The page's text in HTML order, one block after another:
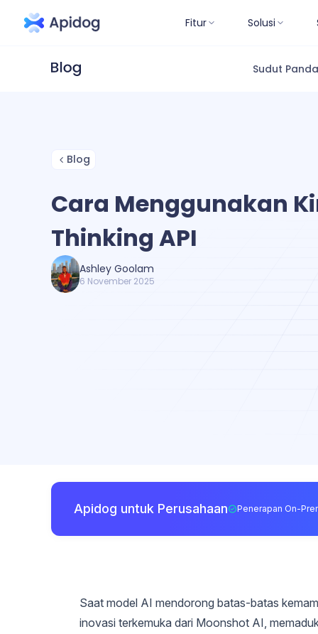
Fitur Solusi
Sudut
Blog
Cara Menggunakan
Thinking API
Ashley Goolam
6 November 2025
Apidog untuk Perusahaan Penerapan On-
Saat model AI mendorong batas-batas
inovasi terkemuka dari Moonshot AI,